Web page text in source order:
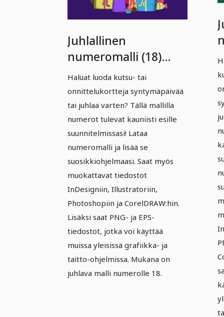
Juhlallinen
numeromalli (18)
syntymäpäivää ja
juhlaa varten.
Haluat luoda kutsu- tai
onnittelukortteja syntymäpäivää
tai juhlaa varten? Tällä mallilla
numerot tulevat kauniisti esille
suunnitelmissasi! Lataa
numeromalli ja lisää se
suosikkiohjelmaasi. Saat myös
muokattavat tiedostot
InDesigniin, Illustratoriin,
Photoshopiin ja CorelDRAW:hin.
Lisäksi saat PNG- ja EPS-
tiedostot, jotka voi käyttää
muissa yleisissä grafiikka- ja
taitto-ohjelmissa. Mukana on
juhlava malli numerolle 18.